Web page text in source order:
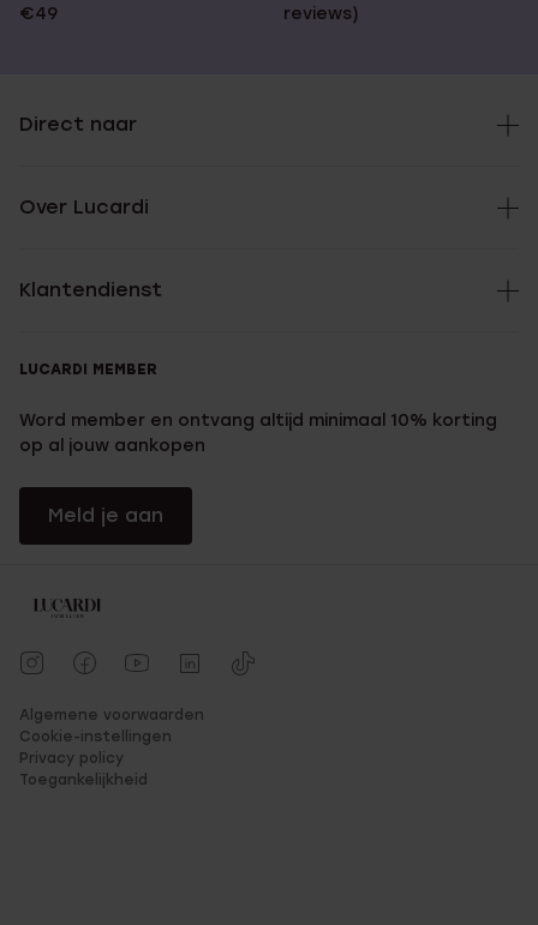
€49
reviews)
Direct naar
Over Lucardi
Klantendienst
LUCARDI MEMBER
Word member en ontvang altijd minimaal 10% korting
op al jouw aankopen
Meld je aan
Algemene voorwaarden
Cookie-instellingen
Privacy policy
Toegankelijkheid